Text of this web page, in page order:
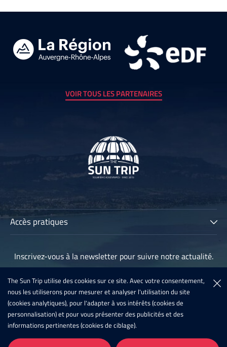
VOIR TOUS LES PARTENAIRES
Accès pratiques
Les participants
Archives
Sun Trip France 2020
Inscription 2021
Actualités
Inscrivez-vous à la newsletter pour suivre notre actualité.
Inscription à la newsletter
The Sun Trip utilise des cookies sur ce site. Avec votre consentement,
nous les utiliserons pour mesurer et analyser l'utilisation du site
(cookies analytiques), pour l'adapter à vos intérêts (cookies de
personnalisation) et pour vous présenter des publicités et des
informations pertinentes (cookies de ciblage).